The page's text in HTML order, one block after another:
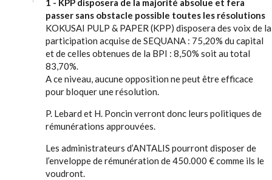
1 - KPP disposera de la majorité absolue et fera
passer sans obstacle possible toutes les résolutions
KOKUSAI PULP & PAPER (KPP) disposera des voix de la
participation acquise de SEQUANA : 75,20% du capital
et de celles obtenues de la BPI : 8,50% soit au total
83,70%.
A ce niveau, aucune opposition ne peut être efficace
pour bloquer une résolution.
P. Lebard et H. Poncin verront donc leurs politiques de
rémunérations approuvées.
Les administrateurs d’ANTALIS pourront disposer de
l’enveloppe de rémunération de 450.000 € comme ils le
voudront.